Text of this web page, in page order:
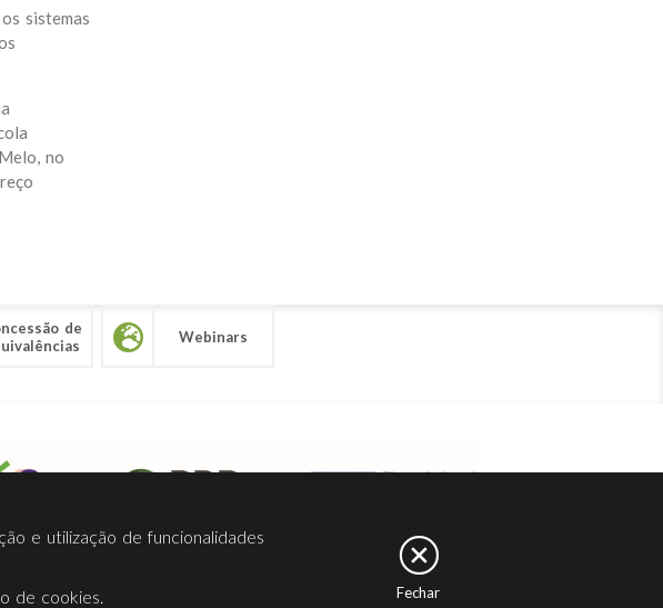
sistemas
no
de
Webinars
Facebook
e utilização de funcionalidades
de cookies.
Fechar